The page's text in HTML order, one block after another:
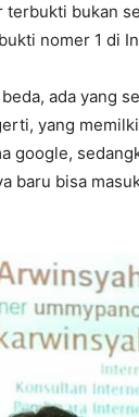
terbukti bukan
nomer 1 di
ada yang
yang
google,
baru bisa